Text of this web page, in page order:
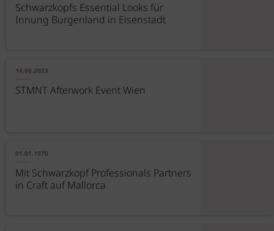
Schwarzkopfs Essential Looks für
Innung Burgenland in Eisenstadt
14.06.2023
STMNT Afterwork Event Wien
01.01.1970
Mit Schwarzkopf Professionals Partners
in Craft auf Mallorca